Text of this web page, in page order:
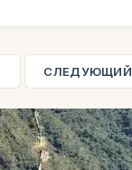
СЛЕДУЮЩИЙ